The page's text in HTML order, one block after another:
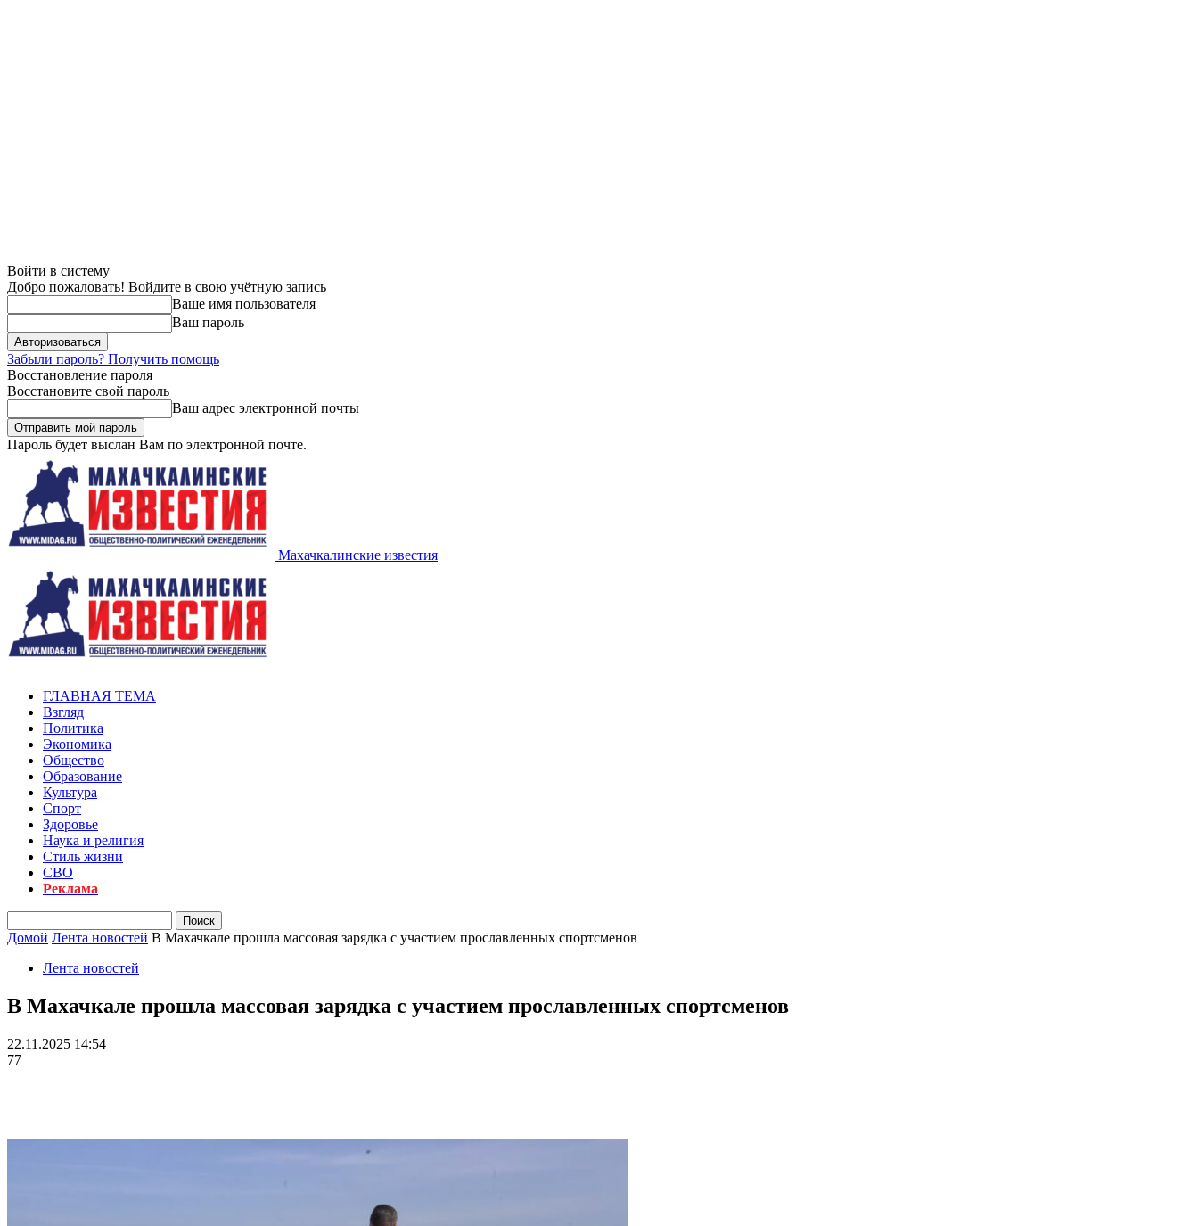
Войти в систему
Добро пожаловать! Войдите в свою учётную запись
Ваше имя пользователя
Ваш пароль
Забыли пароль? Получить помощь
Восстановление пароля
Восстановите свой пароль
Ваш адрес электронной почты
Пароль будет выслан Вам по электронной почте.
Махачкалинские известия
ГЛАВНАЯ ТЕМА
Взгляд
Политика
Экономика
Общество
Образование
Культура
Спорт
Здоровье
Наука и религия
Стиль жизни
СВО
Реклама
Домой Лента новостей В Махачкале прошла массовая зарядка с участием прославленных спортсменов
Лента новостей
В Махачкале прошла массовая зарядка с участием прославленных спортсменов
22.11.2025 14:54
77